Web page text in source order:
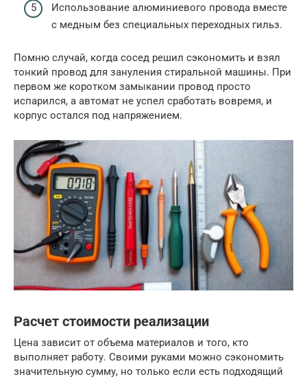
Использование алюминиевого провода вместе
с медным без специальных переходных гильз.
Помню случай, когда сосед решил сэкономить и взял
тонкий провод для зануления стиральной машины. При
первом же коротком замыкании провод просто
испарился, а автомат не успел сработать вовремя, и
корпус остался под напряжением.
Расчет стоимости реализации
Цена зависит от объема материалов и того, кто
выполняет работу. Своими руками можно сэкономить
значительную сумму, но только если есть подходящий